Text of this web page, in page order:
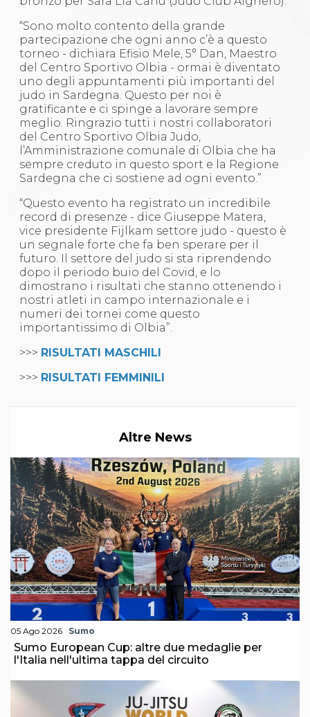
“Sono molto contento della grande
partecipazione che ogni anno c’è a questo
torneo - dichiara Efisio Mele, 5° Dan, Maestro
del Centro Sportivo Olbia - ormai è diventato
uno degli appuntamenti più importanti del
judo in Sardegna. Questo per noi è
gratificante e ci spinge a lavorare sempre
meglio. Ringrazio tutti i nostri collaboratori
del Centro Sportivo Olbia Judo,
l’Amministrazione comunale di Olbia che ha
sempre creduto in questo sport e la Regione
Sardegna che ci sostiene ad ogni evento.”
“Questo evento ha registrato un incredibile
record di presenze - dice Giuseppe Matera,
vice presidente Fijlkam settore judo - questo è
un segnale forte che fa ben sperare per il
futuro. Il settore del judo si sta riprendendo
dopo il periodo buio del Covid, e lo
dimostrano i risultati che stanno ottenendo i
nostri atleti in campo internazionale e i
numeri dei tornei come questo
importantissimo di Olbia”.
>>> RISULTATI MASCHILI
>>> RISULTATI FEMMINILI
Altre News
05 Ago 2026 Sumo
Sumo European Cup: altre due medaglie per
l'Italia nell'ultima tappa del circuito